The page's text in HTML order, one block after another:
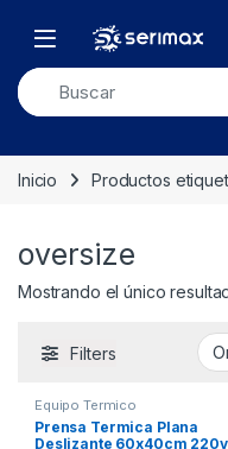
Open
Inicio Productos
oversize
Mostrando el único
Filters
Equipo Termico
Prensa Termica Plana
Deslizante 60x40cm 220v